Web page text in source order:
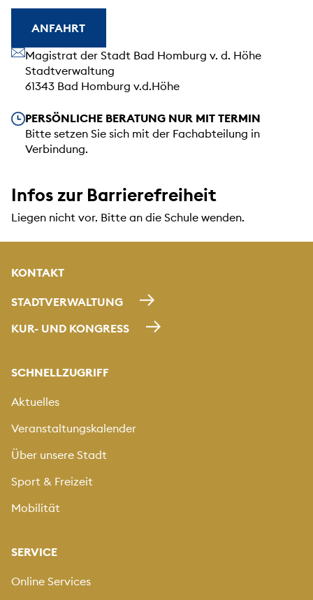
ANFAHRT
Unsere Anschrift
Magistrat der Stadt Bad Homburg v. d. Höhe
Stadtverwaltung
61343 Bad Homburg v.d.Höhe
Unsere Öffnungszeiten
PERSÖNLICHE BERATUNG NUR MIT TERMIN
Bitte setzen Sie sich mit der Fachabteilung in
Verbindung.
Infos zur Barrierefreiheit
Liegen nicht vor. Bitte an die Schule wenden.
KONTAKT
STADTVERWALTUNG
KUR- UND KONGRESS
SCHNELLZUGRIFF
Aktuelles
Veranstaltungskalender
Über unsere Stadt
Sport & Freizeit
Mobilität
SERVICE
Online Services